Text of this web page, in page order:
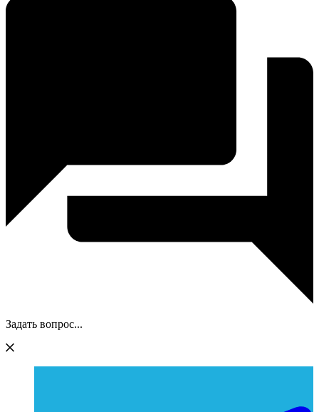
Задать вопрос...